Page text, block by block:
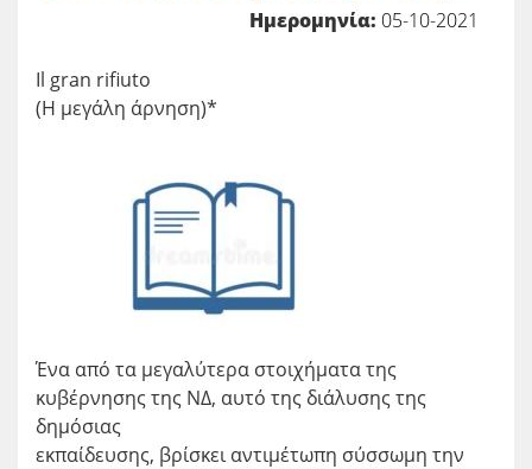
Ημερομηνία: 05-10-2021
Il gran rifiuto
(Η μεγάλη άρνηση)*
Ένα από τα μεγαλύτερα στοιχήματα της
κυβέρνησης της ΝΔ, αυτό της διάλυσης της
δημόσιας
εκπαίδευσης, βρίσκει αντιμέτωπη σύσσωμη την